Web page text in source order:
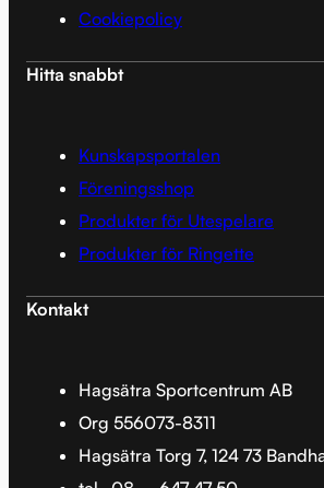
Cookiepolicy
Hitta snabbt
Kunskapsportalen
Föreningsshop
Produkter för Utespelare
Produkter för Ringette
Kontakt
Hagsätra Sportcentrum AB
Org 556073-8311
Hagsätra Torg 7, 124 73